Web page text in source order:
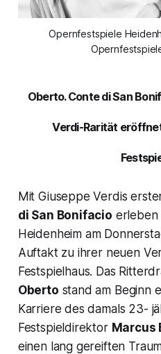
Opernfestspiele
Oberto. Conte di San
Verdi-Rarität
Mit Giuseppe Verdis
di San Bonifacio erleben
Heidenheim am
Auftakt zu ihrer neuen
Festspielhaus. Das
Oberto stand am Beginn
Karriere des damals 23-
Festspieldirektor Marcus
einen lang gereiften